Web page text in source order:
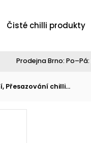
Čisté chilli produkty
Prodejna Brno: Po–Pá:
Přesazování chilli...